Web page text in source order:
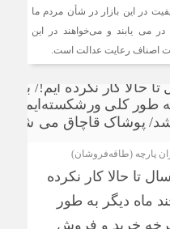
در این بازار در شأن مردم ما
می یابند و می‌خواهند در این
اصناف رعایت عدالت است.
پارچه (طاقه‌‌فروشان)
تا حالا کار نکرده
ماه دیگر به طور
1402، چرخه خرید و فروش